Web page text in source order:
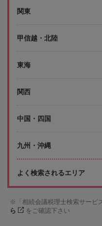
関東
甲信越・北陸
東海
関西
中国・四国
九州・沖縄
よく検索されるエリア
「相続会議税理士検索サー
ら
をご確認下さい